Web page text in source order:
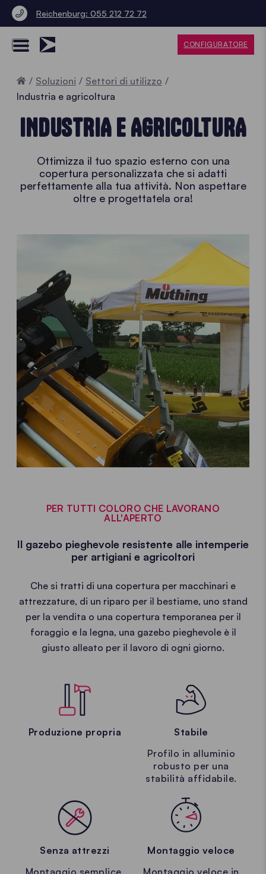
Reichenburg: 055 212 72 72
CONFIGURATORE
Home
Soluzioni
Settori di utilizzo
Industria e agricoltura
INDUSTRIA E AGRICOLTURA
Ottimizza il tuo spazio esterno con una
copertura personalizzata che si adatti
perfettamente alla tua attività. Non aspettare
oltre e progettatela ora!
PER TUTTI COLORO CHE LAVORANO
ALL'APERTO
Il gazebo pieghevole resistente alle intemperie
per artigiani e agricoltori
Che si tratti di una copertura per macchinari e
attrezzature, di un riparo per il bestiame, uno stand
per la vendita o una copertura temporanea per il
foraggio e la legna, una gazebo pieghevole è il
giusto alleato per il lavoro di ogni giorno.
Produzione propria
Stabile
Profilo in alluminio
robusto per una
stabilità affidabile.
Senza attrezzi
Montaggio semplice,
Montaggio veloce
Montaggio veloce in